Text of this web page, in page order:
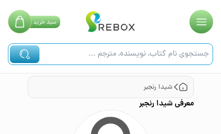
سبدخرید
شیدا رنجبر
معرفیشیدا رنجبر